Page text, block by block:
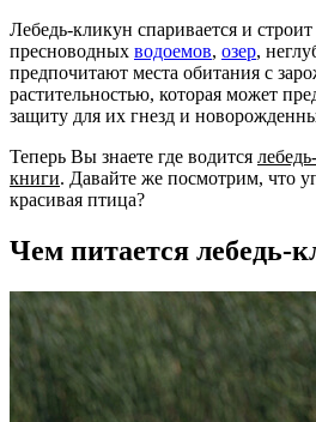
Лебедь-кликун спаривается и строит
пресноводных водоемов, озер,
предпочитают места обитания с
растительностью, которая может
защиту для их гнезд и
Теперь Вы знаете где водится
книги. Давайте же посмотрим, что
красивая птица?
Чем питается лебедь-